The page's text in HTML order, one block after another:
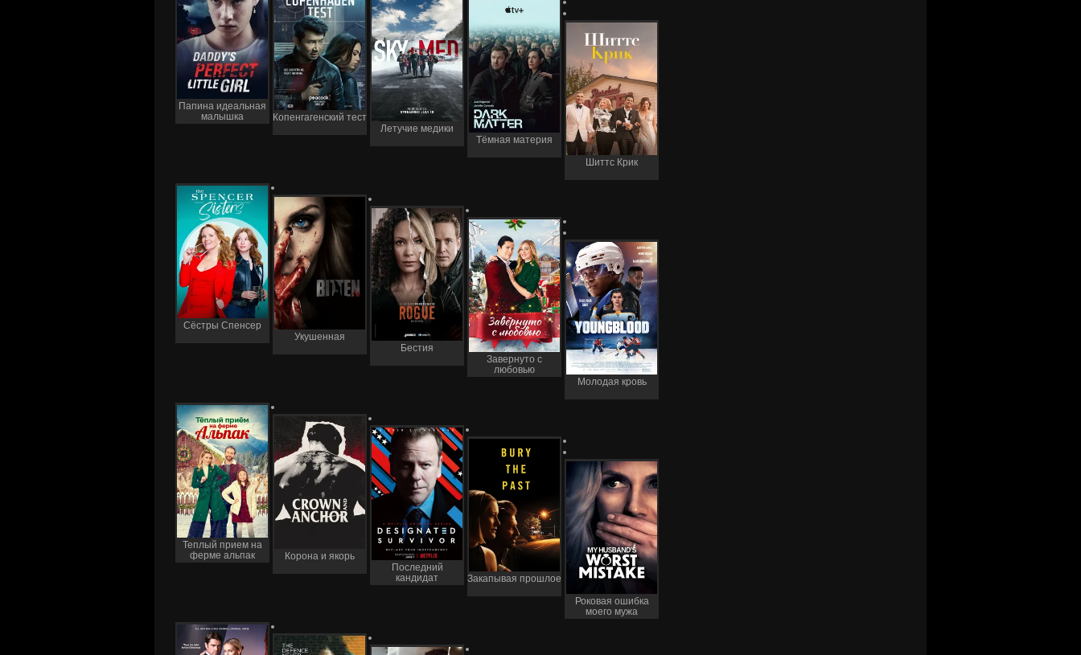
Папина идеальная
малышка
Копенгагенский тест
Летучие медики
Тёмная материя
Шиттс Крик
Сёстры Спенсер
Укушенная
Бестия
Завернуто с
любовью
Молодая кровь
Теплый прием на
ферме альпак
Корона и якорь
Последний
кандидат
Закапывая прошлое
Роковая ошибка
моего мужа